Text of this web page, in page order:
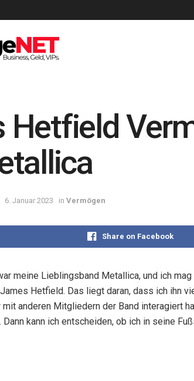
Hetfield
6. Januar 2023 in Vermögen
Share on Facebook
meine Lieblingsband Metallica, und ich
Hetfield. Das liegt daran, dass ich ihn
anderen Mitgliedern der Band interagiert
kann ich entscheiden, ob ich in seine